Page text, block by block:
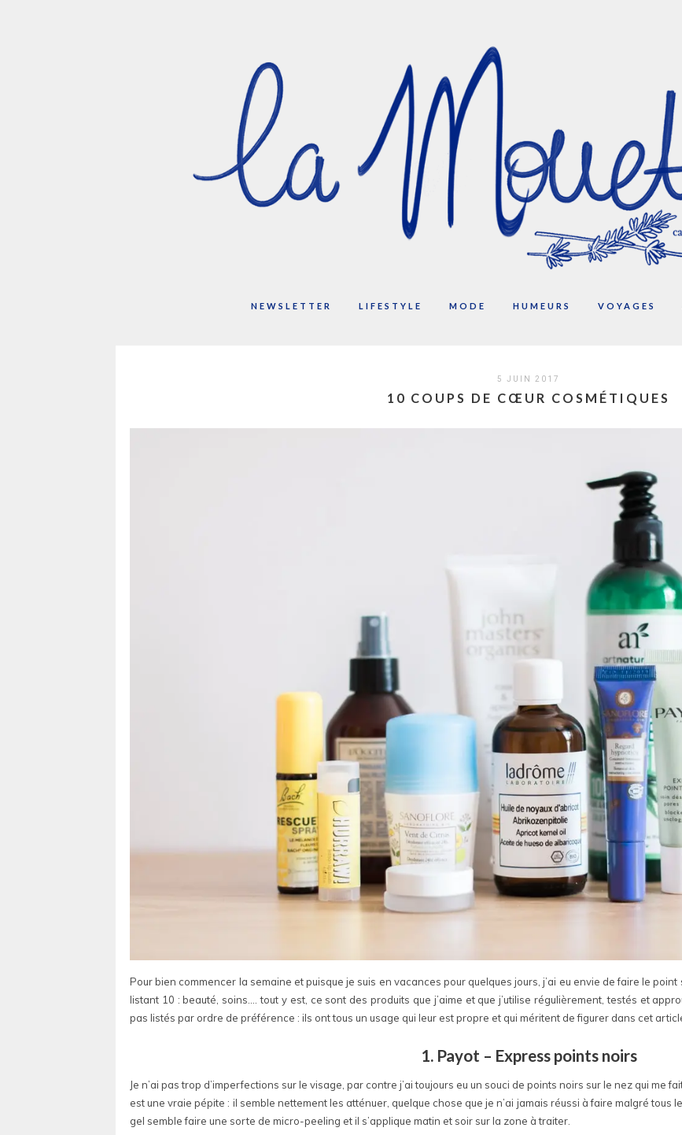
NEWSLETTER LIFESTYLE MODE HUMEURS VOYAGES
5 JUIN 2017
10 COUPS DE CŒUR COSMÉTIQUES
Pour bien commencer la semaine et puisque je suis en vacances pour quelques jours, j’ai eu envie de faire le
listant 10 : beauté, soins…. tout y est, ce sont des produits que j’aime et que j’utilise régulièrement, testés et
pas listés par ordre de préférence : ils ont tous un usage qui leur est propre et qui méritent de figurer dans cet
1. Payot – Express points noirs
Je n’ai pas trop d’imperfections sur le visage, par contre j’ai toujours eu un souci de points noirs sur le nez qui me
est une vraie pépite : il semble nettement les atténuer, quelque chose que je n’ai jamais réussi à faire malgré tous
gel semble faire une sorte de micro-peeling et il s’applique matin et soir sur la zone à traiter.